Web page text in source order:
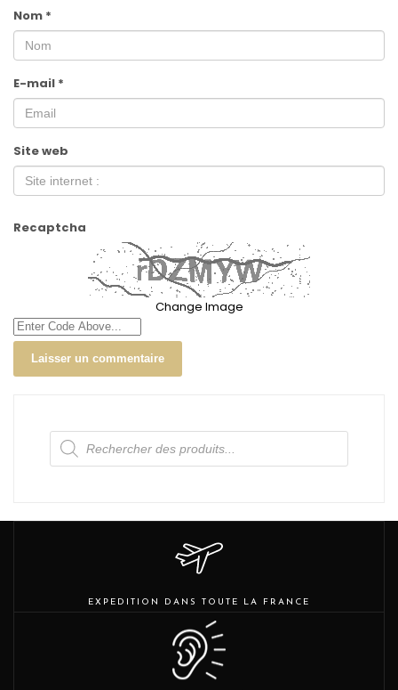
Nom *
E-mail *
Site web
Recaptcha
Change Image
Recherche
de
produits
EXPEDITION DANS TOUTE LA FRANCE